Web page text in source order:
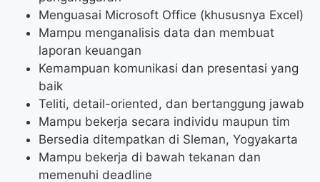
Menguasai Microsoft Office (khususnya Excel)
Mampu menganalisis data dan membuat
laporan keuangan
Kemampuan komunikasi dan presentasi yang
baik
Teliti, detail-oriented, dan bertanggung jawab
Mampu bekerja secara individu maupun tim
Bersedia ditempatkan di Sleman, Yogyakarta
Mampu bekerja di bawah tekanan dan
memenuhi deadline